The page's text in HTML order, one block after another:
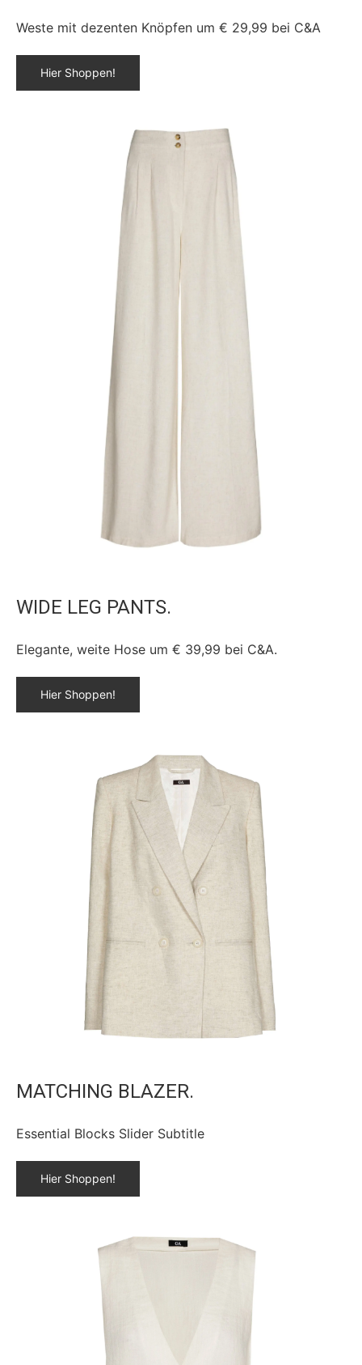
Weste mit dezenten Knöpfen um € 29,99 bei C&A
Hier Shoppen!
WIDE LEG PANTS.
Elegante, weite Hose um € 39,99 bei C&A.
Hier Shoppen!
MATCHING BLAZER.
Essential Blocks Slider Subtitle
Hier Shoppen!